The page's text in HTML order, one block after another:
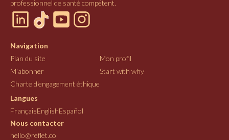
professionnel de santé compétent.
Navigation
Plan du site
Mon profil
M'abonner
Start with why
Charte d'engagement éthique
Langues
FrançaisEnglishEspañol
Nous contacter
hello@reflet.co